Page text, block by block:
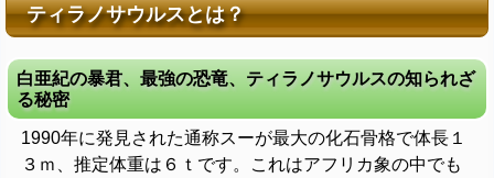
ティラノサウルスとは？
白亜紀の暴君、最強の恐竜、ティラノサウルスの知られざ
る秘密
1990年に発見された通称スーが最大の化石骨格で体長１
３ｍ、推定体重は６ｔです。これはアフリカ象の中でも